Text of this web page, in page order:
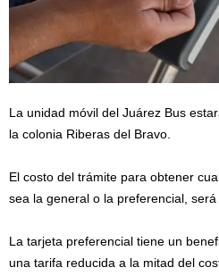
La unidad móvil del Juárez Bus
la colonia Riberas del Bravo.
El costo del trámite para obtener
sea la general o la preferencial,
La tarjeta preferencial tiene un
una tarifa reducida a la mitad del